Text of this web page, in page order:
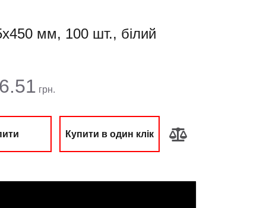
мм, 100 шт., білий
грн.
Купити в один клік